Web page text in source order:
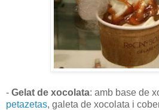
- Gelat de xocolata: amb base de
petazetas, galeta de xocolata i